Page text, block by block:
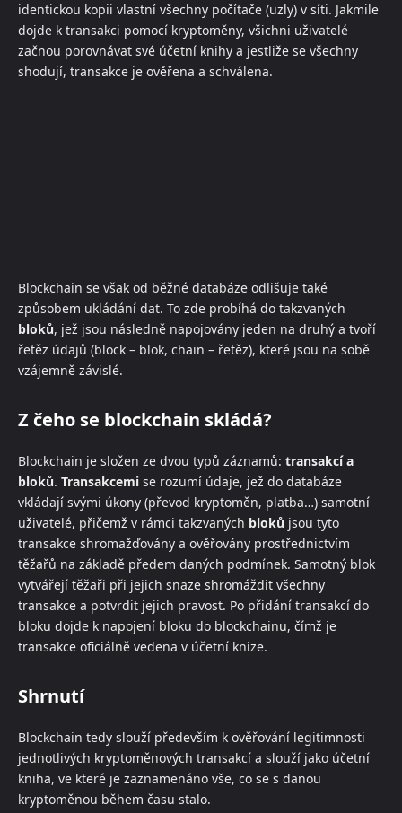
identickou kopii vlastní všechny počítače (uzly) v síti. Jakmile
dojde k transakci pomocí kryptoměny, všichni uživatelé
začnou porovnávat své účetní knihy a jestliže se všechny
shodují, transakce je ověřena a schválena.
Blockchain se však od běžné databáze odlišuje také
způsobem ukládání dat. To zde probíhá do takzvaných
bloků, jež jsou následně napojovány jeden na druhý a tvoří
řetěz údajů (block – blok, chain – řetěz), které jsou na sobě
vzájemně závislé.
Z čeho se blockchain skládá?
Blockchain je složen ze dvou typů záznamů: transakcí a
bloků. Transakcemi se rozumí údaje, jež do databáze
vkládají svými úkony (převod kryptoměn, platba…) samotní
uživatelé, přičemž v rámci takzvaných bloků jsou tyto
transakce shromažďovány a ověřovány prostřednictvím
těžařů na základě předem daných podmínek. Samotný blok
vytvářejí těžaři při jejich snaze shromáždit všechny
transakce a potvrdit jejich pravost. Po přidání transakcí do
bloku dojde k napojení bloku do blockchainu, čímž je
transakce oficiálně vedena v účetní knize.
Shrnutí
Blockchain tedy slouží především k ověřování legitimnosti
jednotlivých kryptoměnových transakcí a slouží jako účetní
kniha, ve které je zaznamenáno vše, co se s danou
kryptoměnou během času stalo.